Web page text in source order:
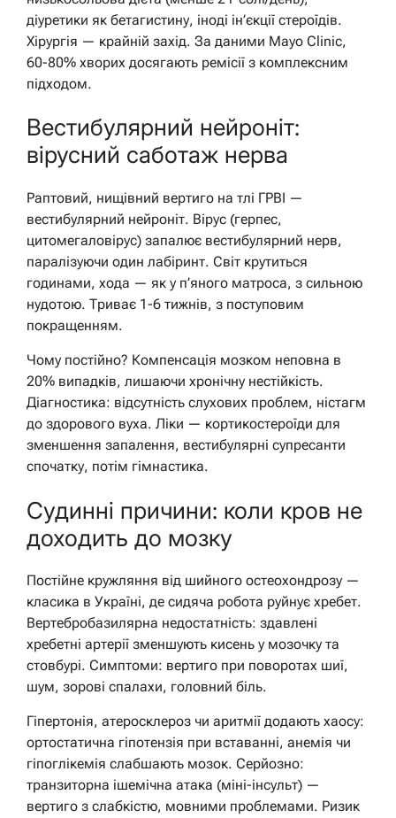
діуретики як бетагистину, іноді ін’єкції стероїдів.
Хірургія — крайній захід. За даними Mayo Clinic,
60-80% хворих досягають ремісії з комплексним
підходом.
Вестибулярний нейроніт:
вірусний саботаж нерва
Раптовий, нищівний вертиго на тлі ГРВІ —
вестибулярний нейроніт. Вірус (герпес,
цитомегаловірус) запалює вестибулярний нерв,
паралізуючи один лабіринт. Світ крутиться
годинами, хода — як у п’яного матроса, з сильною
нудотою. Триває 1-6 тижнів, з поступовим
покращенням.
Чому постійно? Компенсація мозком неповна в
20% випадків, лишаючи хронічну нестійкість.
Діагностика: відсутність слухових проблем, ністагм
до здорового вуха. Ліки — кортикостероїди для
зменшення запалення, вестибулярні супресанти
спочатку, потім гімнастика.
Судинні причини: коли кров не
доходить до мозку
Постійне кружляння від шийного остеохондрозу —
класика в Україні, де сидяча робота руйнує хребет.
Вертебробазилярна недостатність: здавлені
хребетні артерії зменшують кисень у мозочку та
стовбурі. Симптоми: вертиго при поворотах шиї,
шум, зорові спалахи, головний біль.
Гіпертонія, атеросклероз чи аритмії додають хаосу:
ортостатична гіпотензія при вставанні, анемія чи
гіпоглікемія слабшають мозок. Серйозно:
транзиторна ішемічна атака (міні-інсульт) —
вертиго з слабкістю, мовними проблемами. Ризик